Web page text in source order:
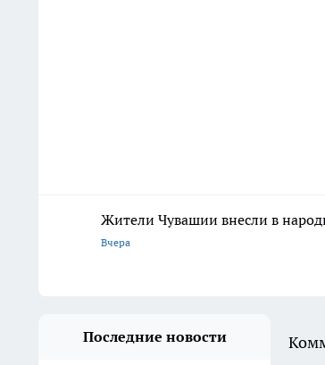
Жители Чувашии внесли в
Вчера
Последние новости